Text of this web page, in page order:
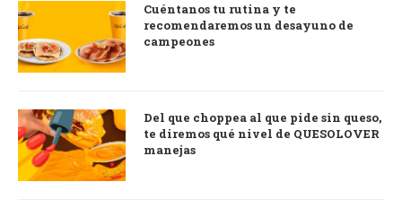
Cuéntanos tu rutina y te
recomendaremos un desayuno de
campeones
Del que choppea al que pide sin queso,
te diremos qué nivel de QUESOLOVER
manejas